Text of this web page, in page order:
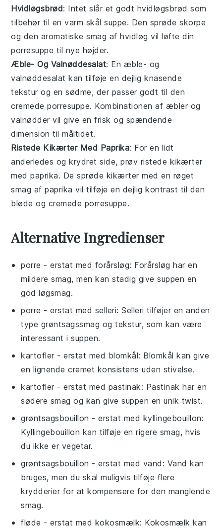
Hvidløgsbrød: Intet slår et godt hvidløgsbrød som
tilbehør til en varm skålsuppe. Den sprøde skorpe
og den aromatiske smag afhvidløg vil løfte din
porresuppe til nye højder.
Æble- Og Valnøddesalat: En æble- og
valnøddesalat kan tilføje en dejlig knasende
tekstur og en sødme, der passer godt til den
cremedeporresuppe. Kombinationen af æbler og
valnødder vil give en frisk og spændende
dimension til måltidet.
Ristede Kikærter Med Paprika: For en lidt
anderledes og krydret side, prøv ristede kikærter
med paprika. De sprøde kikærter med en røget
smag afpaprika vil tilføje en dejlig kontrast til den
bløde og cremede porresuppe.
Alternative Ingredienser
porre - erstat med forårsløg: Forårsløg har en
mildere smag, men kan stadig give suppen en
god løgsmag.
porre - erstat med selleri: Selleri tilføjer en anden
type grøntsagssmag og tekstur, som kan være
interessant i suppen.
kartofler - erstat med blomkål: Blomkål kan give
en lignende cremet konsistens uden stivelse.
kartofler - erstat med pastinak: Pastinak har en
sødere smag og kan give suppen en unik twist.
grøntsagsbouillon - erstat med kyllingebouillon:
Kyllingebouillon kan tilføje en rigere smag, hvis
du ikke er vegetar.
grøntsagsbouillon - erstat med vand : Vand kan
bruges, men du skal muligvis tilføje flere
krydderier for at kompensere for den manglende
smag.
fløde - erstat med kokosmælk: Kokosmælk kan